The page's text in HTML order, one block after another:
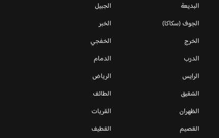
البديعة
الجبيل
الجوف (سكاكا)
الخبر
الخرج
الخفجي
الدرب
الدمام
الرايس
الرياض
الشقيق
الطائف
الظهران
القريات
القصيم
القطيف